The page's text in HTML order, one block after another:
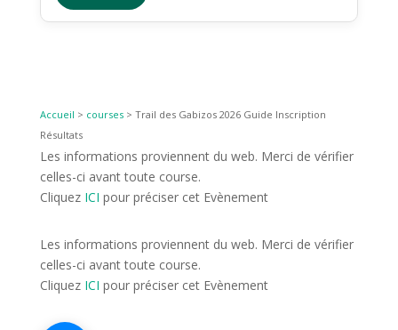
Accueil > courses> Trail des Gabizos 2026 Guide Inscription
Résultats
Les informations proviennent du web. Merci de vérifier
celles-ci avant toute course.
Cliquez ICI pour préciser cet Evènement
Les informations proviennent du web. Merci de vérifier
celles-ci avant toute course.
Cliquez ICI pour préciser cet Evènement